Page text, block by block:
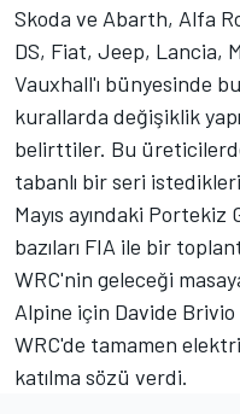
Skoda ve Abarth, Alfa
DS, Fiat, Jeep, Lancia,
Vauxhall'ı bünyesinde
kurallarda değişiklik
belirttiler. Bu
tabanlı bir seri
Mayıs ayındaki
bazıları FIA ile bir
WRC'nin geleceği
Alpine için Davide Brivio
WRC'de tamamen
katılma sözü verdi.